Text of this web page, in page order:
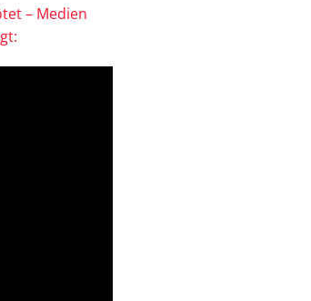
– Medien